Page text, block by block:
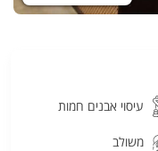
עיסוי אבנים חמות
משולב